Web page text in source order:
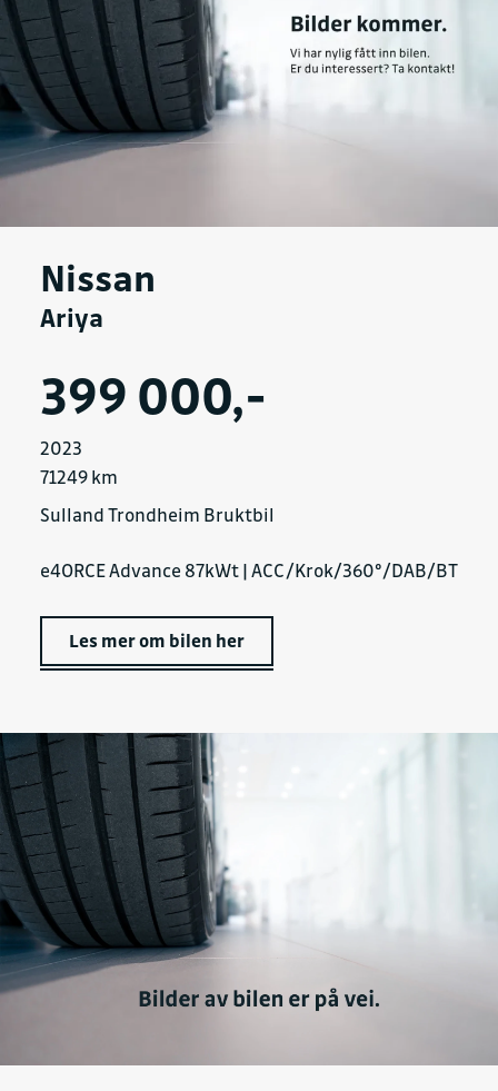
Nissan
Ariya
399 000,-
2023
71249 km
Sulland Trondheim Bruktbil
e4ORCE Advance 87kWt | ACC/Krok/360º/DAB/BT
Les mer om bilen her